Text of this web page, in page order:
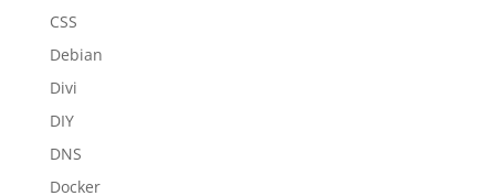
CSS
Debian
Divi
DIY
DNS
Docker